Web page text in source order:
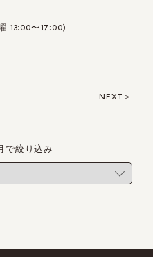
13:00〜17:00)
NEXT
で絞り込み